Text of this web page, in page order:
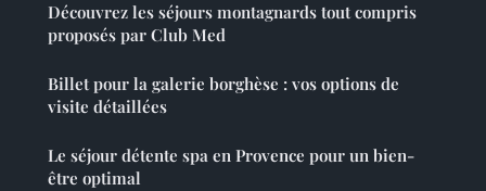
Découvrez les séjours montagnards tout compris
proposés par Club Med
Billet pour la galerie borghèse : vos options de
visite détaillées
Le séjour détente spa en Provence pour un bien-
être optimal